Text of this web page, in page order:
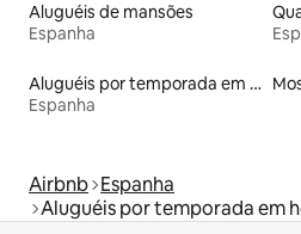
Aluguéis de mansões
Espanha
Aluguéis por temporada em albergue
Espanha
Airbnb Espanha
Aluguéis por temporada em